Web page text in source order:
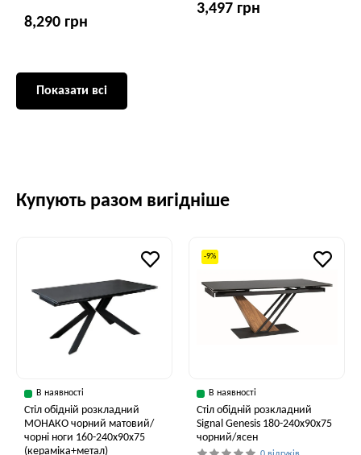
8,290 грн
3,497 грн
Показати всі
Купують разом вигідніше
В наявності
Стіл обідній розкладний
МОНАКО чорний матовий/
чорні ноги 160-240x90x75
(кераміка+метал)
-9%
В наявності
Стіл обідній розкладний
Signal Genesis 180-240x90x75
чорний/ясен